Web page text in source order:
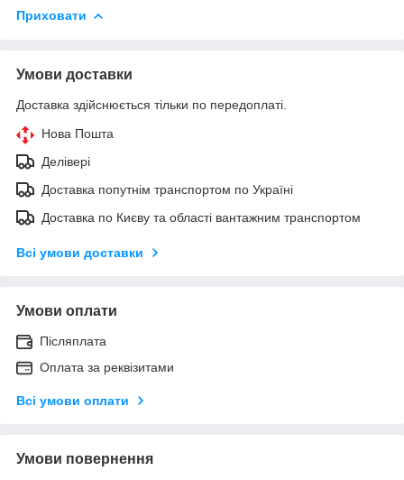
Приховати
Умови доставки
Доставка здійснюється тільки по передоплаті.
Нова Пошта
Делівері
Доставка попутнім транспортом по Україні
Доставка по Києву та області вантажним транспортом
Всі умови доставки
Умови оплати
Післяплата
Оплата за реквізитами
Всі умови оплати
Умови повернення